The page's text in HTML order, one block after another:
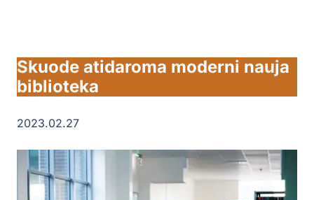
Skuode atidaroma moderni nauja
biblioteka
2023.02.27